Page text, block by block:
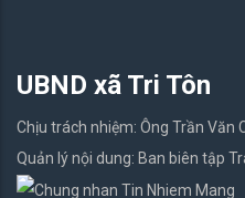
UBND xã Tri Tôn
Chịu trách nhiệm: Ông Trần Văn
Quản lý nội dung: Ban biên tập